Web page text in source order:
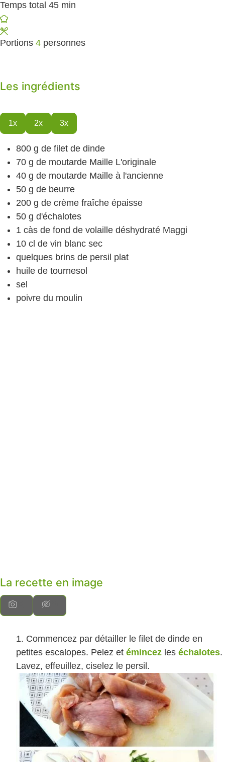
Temps total 45 minutes
min
Portions 4 personnes
Les ingrédients
1x 2x 3x
800 g de filet de dinde
70 g de moutarde Maille L'originale
40 g de moutarde Maille à l'ancienne
50 g de beurre
200 g de crème fraîche épaisse
50 g d'échalotes
1 càs de fond de volaille déshydraté Maggi
10 cl de vin blanc sec
quelques brins de persil plat
huile de tournesol
sel
poivre du moulin
La recette en image
Commencez par détailler le filet de dinde en
petites escalopes. Pelez et émincez les échalotes.
Lavez, effeuillez, ciselez le persil.